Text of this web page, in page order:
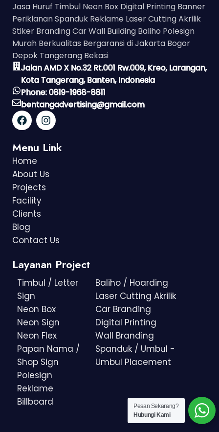
Jasa Huruf Timbul Neon Box Digital Printing Banner
Periklanan Spanduk Reklame Laser Cutting Akrilik
Stiker Branding Car Wall Building Baliho Polesign
Murah Berkualitas Bergaransi di Jakarta Bogor
Depok Tangerang Bekasi
Jalan AMD X No.32 Rt.001 Rw.009, Kreo, Larangan,
Kota Tangerang, Banten, Indonesia
Phone: 0819-1968-8811
bentangadvertising@gmail.com
Menu Link
Home
About Us
Projects
Facility
Clients
Blog
Contact Us
Layanan Project
Timbul / Letter
Sign
Neon Box
Neon Sign
Neon Flex
Papan Nama /
Shop Sign
Polesign
Reklame
Billboard
Baliho / Hoarding
Laser Cutting Akrilik
Car Branding
Digital Printing
Wall Branding
Spanduk / Umbul -
Umbul Placement
Pesan Sekarang?
Hubungi Kami